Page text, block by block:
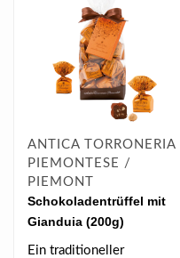
ANTICA TORRONERIA
PIEMONTESE /
PIEMONT
Schokoladentrüffel mit
Gianduia (200g)
Ein traditioneller